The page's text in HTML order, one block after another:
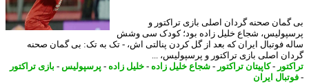
صحنه گردان اصلی بازی تراکتور و
شجاع خلیل زاده بود؛ کودک سی وشش
فوتبال ایران که بعد از گل کردن پنالتی اش، - تک به تک: بی گمان صحنه
اصلی بازی تراکتور و پرسپولیس، ...
-کاپیتان تراکتور -شجاع خلیل زاده - خلیل زاده - پرسپولیس-بازی تراکتور
ایران